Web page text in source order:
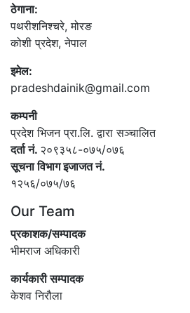
ठेगाना:
पथरीशनिश्‍चरे, मोरङ
कोशी प्रदेश, नेपाल
इमेल:
pradeshdainik@gmail.com
कम्पनी
प्रदेश भिजन प्रा.लि. द्वारा सञ्‍चालित
दर्ता नं. २०९३५८-०७५/०७६
सूचना विभाग इजाजत नं.
१२५६/०७५/७६
Our Team
प्रकाशक/सम्पादक
भीमराज अधिकारी
कार्यकारी सम्पादक
केशव निरौला